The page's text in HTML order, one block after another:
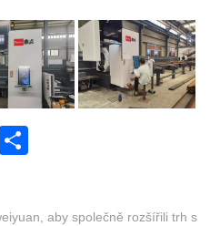
LinkedIn
aby společně rozšířili trh s